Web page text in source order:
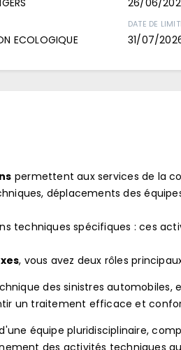
ECOLOGIQUE
26/06/
DATE DE
31/07/
permettent aux services de la
déplacements des
techniques spécifiques : ces
, vous avez deux rôles
des sinistres automobiles,
un traitement efficace et
équipe pluridisciplinaire,
des activités techniques